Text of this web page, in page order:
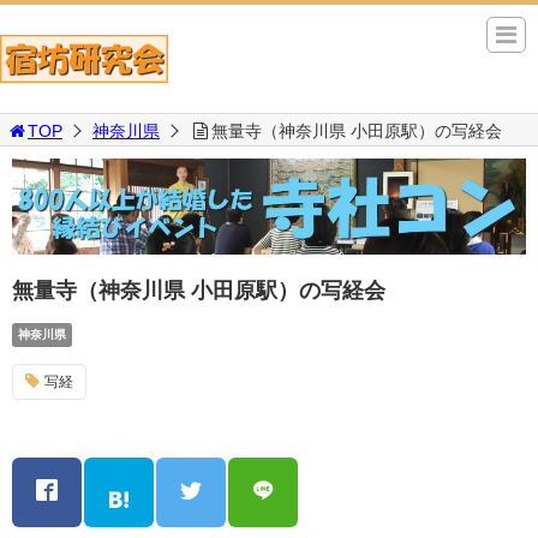
TOP 神奈川県 無量寺（神奈川県 小田原駅）の写経会
無量寺（神奈川県 小田原駅）の写経会
神奈川県
写経